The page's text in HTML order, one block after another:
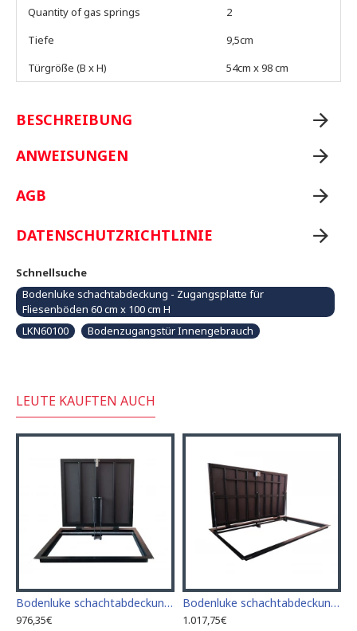
Quantity of gas springs
2
Tiefe
9,5cm
Türgröße (B x H)
54cm x 98 cm
BESCHREIBUNG
ANWEISUNGEN
AGB
DATENSCHUTZRICHTLINIE
Schnellsuche
Bodenluke schachtabdeckung - Zugangsplatte für
Fliesenböden 60 cm x 100 cm H
LKN60100
Bodenzugangstür Innengebrauch
LEUTE KAUFTEN AUCH
Bodenluke schachtabdeckung - Zugangsplatte für Fliesenböden 70 cm x 90 cm "H"
976,35€
Bodenluke schachtabdeckung - Zugangsplatte für Fliesenböden 70 cm x 100 cm "H"
1.017,75€